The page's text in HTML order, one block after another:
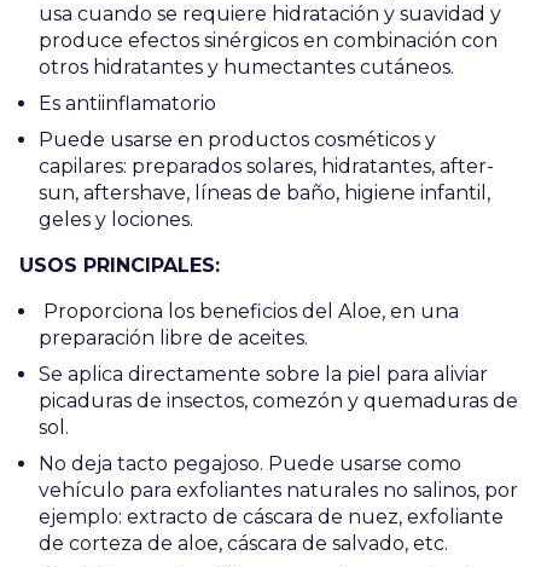
usa cuando se requiere hidratación y suavidad y
produce efectos sinérgicos en combinación con
otros hidratantes y humectantes cutáneos.
Es antiinflamatorio
Puede usarse en productos cosméticos y
capilares: preparados solares, hidratantes, after-
sun, aftershave, líneas de baño, higiene infantil,
geles y lociones.
USOS PRINCIPALES:
Proporciona los beneficios del Aloe, en una
preparación libre de aceites.
Se aplica directamente sobre la piel para aliviar
picaduras de insectos, comezón y quemaduras de
sol.
No deja tacto pegajoso. Puede usarse como
vehículo para exfoliantes naturales no salinos, por
ejemplo: extracto de cáscara de nuez, exfoliante
de corteza de aloe, cáscara de salvado, etc.